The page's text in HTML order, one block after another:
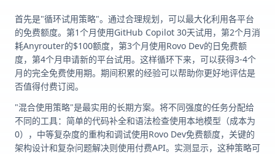
首先是"循环试用策略"。通过合理规划，可以最大化利用各平台
的免费额度。第1个月使用GitHub Copilot 30天试用，第2个月消
耗Anyrouter的$100额度，第3个月使用Rovo Dev的日免费额
度，第4个月申请新的平台试用。这样循环下来，可以获得3-4个
月的完全免费使用期。期间积累的经验可以帮助你更好地评估是
否值得付费订阅。
"混合使用策略"是最实用的长期方案。将不同强度的任务分配给
不同的工具：简单的代码补全和语法检查使用本地模型（成本为
0），中等复杂度的重构和调试使用Rovo Dev免费额度，关键的
架构设计和复杂问题解决则使用付费API。实测显示，这种策略可